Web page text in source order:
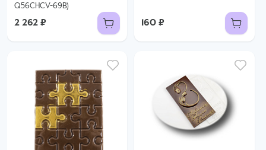
Q56CHCV-69B)
2 262 ₽ 160 ₽